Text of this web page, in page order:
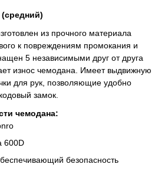
из прочного материала
к повреждениям промокания и
5 независимыми друг от друга
износ чемодана. Имеет выдвижную
для рук, позволяющие удобно
замок.
чемодана:
600D
безопасность